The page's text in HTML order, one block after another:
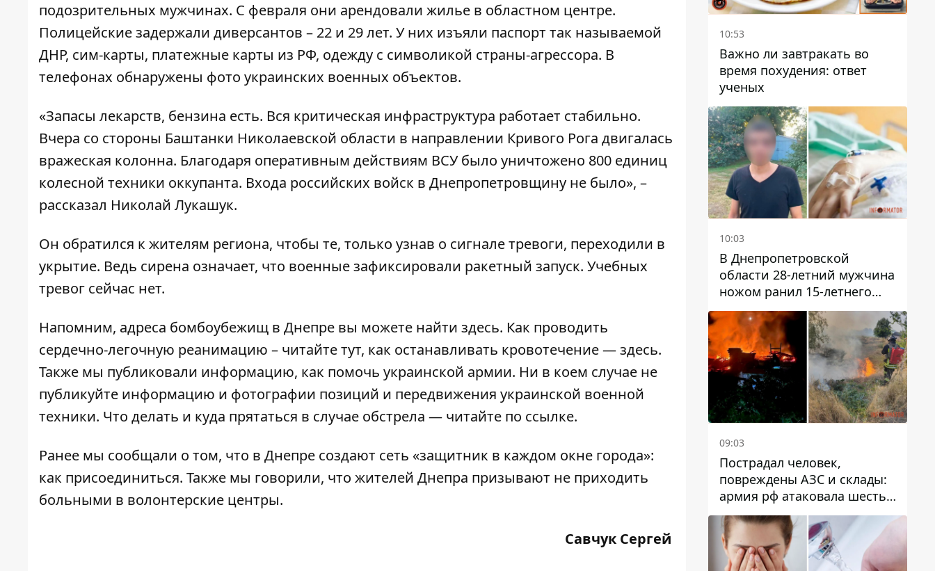
подозрительных мужчинах. С февраля они арендовали жилье в областном центре.
Полицейские задержали диверсантов – 22 и 29 лет. У них изъяли паспорт так называемой
ДНР, сим-карты, платежные карты из РФ, одежду с символикой страны-агрессора. В
телефонах обнаружены фото украинских военных объектов.
«Запасы лекарств, бензина есть. Вся критическая инфраструктура работает стабильно.
Вчера со стороны Баштанки Николаевской области в направлении Кривого Рога двигалась
вражеская колонна. Благодаря оперативным действиям ВСУ было уничтожено 800 единиц
колесной техники оккупанта. Входа российских войск в Днепропетровщину не было», –
рассказал Николай Лукашук.
Он обратился к жителям региона, чтобы те, только узнав о сигнале тревоги, переходили в
укрытие. Ведь сирена означает, что военные зафиксировали ракетный запуск. Учебных
тревог сейчас нет.
Напомним, адреса бомбоубежищ в Днепре вы можете найти здесь. Как проводить
сердечно-легочную реанимацию – читайтетут, как останавливать кровотечение —здесь.
Также мы публиковали информацию, как помочь украинской армии. Ни в коем случае не
публикуйте информацию и фотографии позиций и передвижения украинской военной
техники. Что делать и куда прятаться в случае обстрела — читайте по ссылке.
Ранее мы сообщали о том, что в Днепре создают сеть «защитник в каждом окне города»:
как присоединиться. Также мы говорили, что жителей Днепра призывают не приходить
больными в волонтерские центры.
Савчук Сергей
10:53
Важно ли завтракать во
время похудения: ответ
ученых
10:03
В Днепропетровской
области 28-летний мужчина
ножом ранил 15-летнего
парня
09:03
Пострадал человек,
повреждены АЗС и склады:
армия рф атаковала шесть
районов Днепропетровской
области